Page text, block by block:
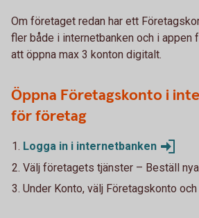
Om företaget redan har ett
fler både i internetbanken och i appen
att öppna max 3 konton digitalt.
Öppna Företagskonto i
för företag
Logga in i internetbanken
Välj företagets tjänster – Beställ
Under Konto, välj Företagskonto